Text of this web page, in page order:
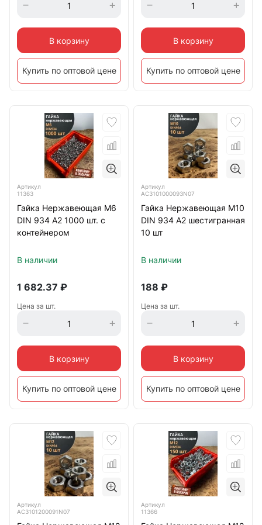
В корзину
Купить по оптовой цене
В корзину
Купить по оптовой цене
Артикул
11363
Гайка Нержавеющая М6
DIN 934 А2 1000 шт. с
контейнером
В наличии
1 682.37 ₽
Цена за шт.
В корзину
Купить по оптовой цене
Артикул
АС3101000093N07
Гайка Нержавеющая М10
DIN 934 А2 шестигранная
10 шт
В наличии
188 ₽
Цена за шт.
В корзину
Купить по оптовой цене
Артикул
АС3101200091N07
Артикул
11366